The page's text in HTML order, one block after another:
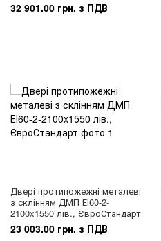
32 901.00 грн. з ПДВ
Двері протипожежні металеві
з склінням ДМП ЕІ60-2-
2100x1550 лів., ЄвроСтандарт
23 003.00 грн. з ПДВ